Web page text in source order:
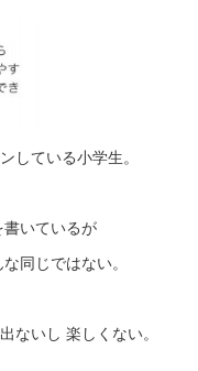
している小学生。
いているが
同じではない。
ないし 楽しくない。